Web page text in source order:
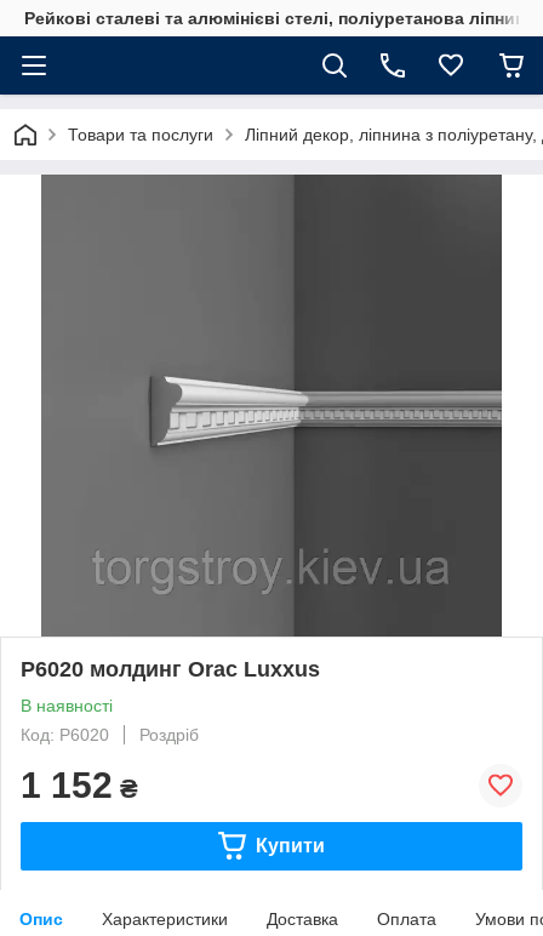
Рейкові сталеві та алюмінієві стелі, поліуретанова
Товари та послуги Ліпний декор, ліпнина з
P6020 молдинг Orac Luxxus
В наявності
Код: P6020
Роздріб
1 152 ₴
Купити
Опис Характеристики Доставка Оплата Умови